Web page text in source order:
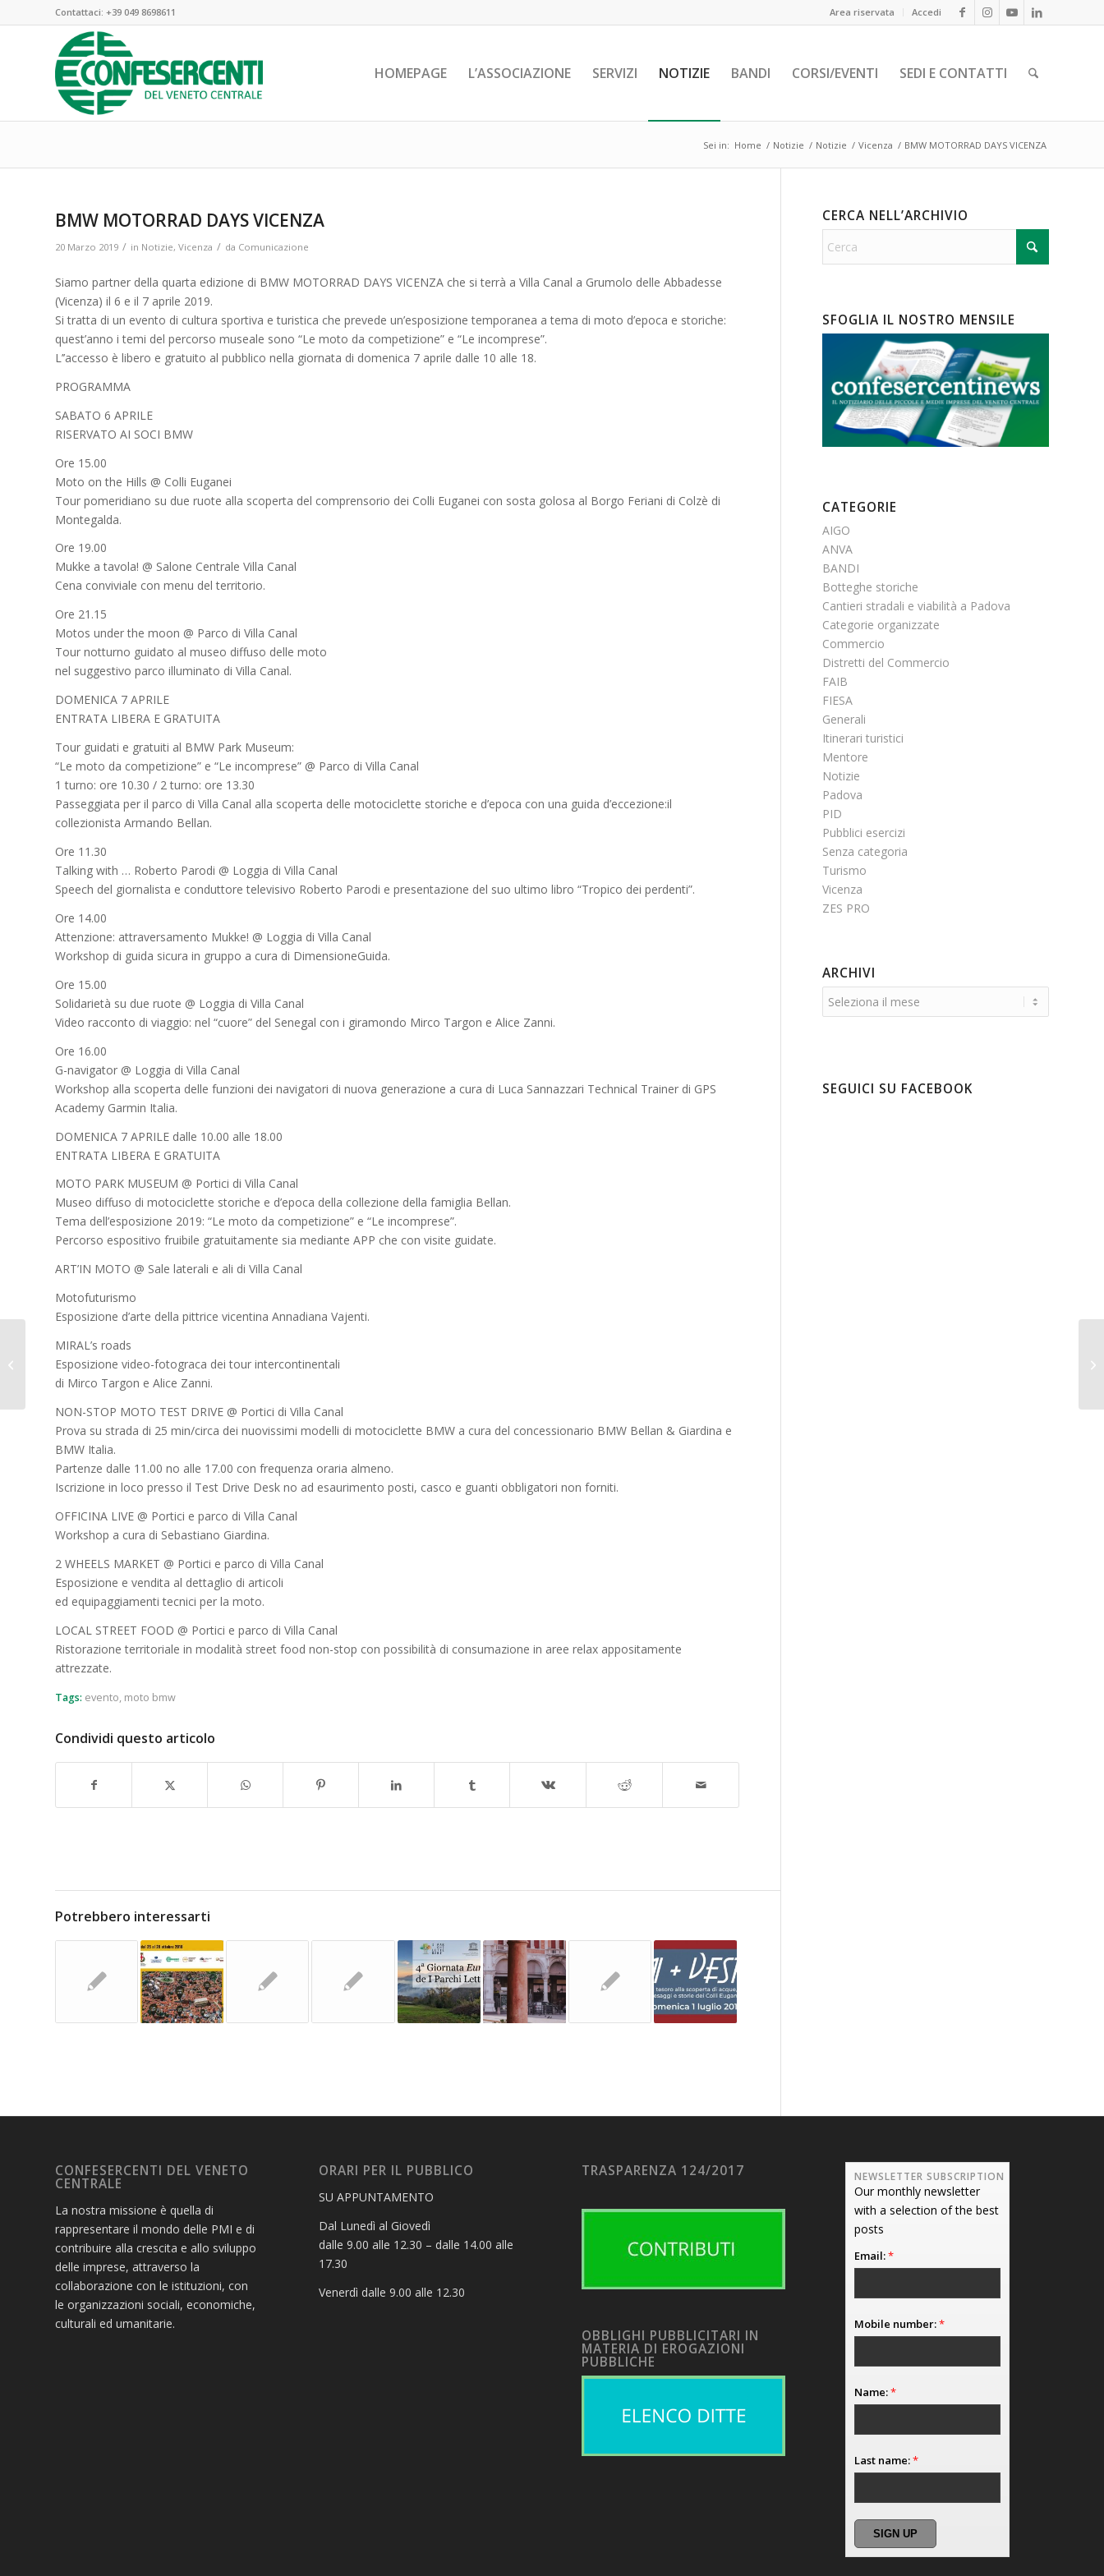
Area riservata Accedi
Contattaci: +39 049 8698611
HOMEPAGE L’ASSOCIAZIONE SERVIZI NOTIZIE BANDI CORSI/EVENTI SEDI E CONTATTI
Sei in: Home / Notizie / Notizie / Vicenza / BMW MOTORRAD DAYS VICENZA
BMW MOTORRAD DAYS VICENZA
20 Marzo 2019 / in Notizie, Vicenza / da Comunicazione
Siamo partner della quarta edizione di BMW MOTORRAD DAYS VICENZA che si terrà a Villa Canal a Grumolo delle Abbadesse
(Vicenza) il 6 e il 7 aprile 2019.
Si tratta di un evento di cultura sportiva e turistica che prevede un’esposizione temporanea a tema di moto d’epoca e storiche:
quest’anno i temi del percorso museale sono “Le moto da competizione” e “Le incomprese”.
L’’accesso è libero e gratuito al pubblico nella giornata di domenica 7 aprile dalle 10 alle 18.
PROGRAMMA
SABATO 6 APRILE
RISERVATO AI SOCI BMW
Ore 15.00
Moto on the Hills @ Colli Euganei
Tour pomeridiano su due ruote alla scoperta del comprensorio dei Colli Euganei con sosta golosa al Borgo Feriani di Colzè di
Montegalda.
Ore 19.00
Mukke a tavola! @ Salone Centrale Villa Canal
Cena conviviale con menu del territorio.
Ore 21.15
Motos under the moon @ Parco di Villa Canal
Tour notturno guidato al museo diffuso delle moto
nel suggestivo parco illuminato di Villa Canal.
DOMENICA 7 APRILE
ENTRATA LIBERA E GRATUITA
Tour guidati e gratuiti al BMW Park Museum:
“Le moto da competizione” e “Le incomprese” @ Parco di Villa Canal
1 turno: ore 10.30 / 2 turno: ore 13.30
Passeggiata per il parco di Villa Canal alla scoperta delle motociclette storiche e d’epoca con una guida d’eccezione:il
collezionista Armando Bellan.
Ore 11.30
Talking with … Roberto Parodi @ Loggia di Villa Canal
Speech del giornalista e conduttore televisivo Roberto Parodi e presentazione del suo ultimo libro “Tropico dei perdenti”.
Ore 14.00
Attenzione: attraversamento Mukke! @ Loggia di Villa Canal
Workshop di guida sicura in gruppo a cura di DimensioneGuida.
Ore 15.00
Solidarietà su due ruote @ Loggia di Villa Canal
Video racconto di viaggio: nel “cuore” del Senegal con i giramondo Mirco Targon e Alice Zanni.
Ore 16.00
G-navigator @ Loggia di Villa Canal
Workshop alla scoperta delle funzioni dei navigatori di nuova generazione a cura di Luca Sannazzari Technical Trainer di GPS
Academy Garmin Italia.
DOMENICA 7 APRILE dalle 10.00 alle 18.00
ENTRATA LIBERA E GRATUITA
MOTO PARK MUSEUM @ Portici di Villa Canal
Museo diffuso di motociclette storiche e d’epoca della collezione della famiglia Bellan.
Tema dell’esposizione 2019: “Le moto da competizione” e “Le incomprese”.
Percorso espositivo fruibile gratuitamente sia mediante APP che con visite guidate.
ART’IN MOTO @ Sale laterali e ali di Villa Canal
Motofuturismo
Esposizione d’arte della pittrice vicentina Annadiana Vajenti.
MIRAL’s roads
Esposizione video-fotogra­ca dei tour intercontinentali
di Mirco Targon e Alice Zanni.
NON-STOP MOTO TEST DRIVE @ Portici di Villa Canal
Prova su strada di 25 min/circa dei nuovissimi modelli di motociclette BMW a cura del concessionario BMW Bellan & Giardina e
BMW Italia.
Partenze dalle 11.00 ­no alle 17.00 con frequenza oraria almeno.
Iscrizione in loco presso il Test Drive Desk ­no ad esaurimento posti, casco e guanti obbligatori non forniti.
OFFICINA LIVE @ Portici e parco di Villa Canal
Workshop a cura di Sebastiano Giardina.
2 WHEELS MARKET @ Portici e parco di Villa Canal
Esposizione e vendita al dettaglio di articoli
ed equipaggiamenti tecnici per la moto.
LOCAL STREET FOOD @ Portici e parco di Villa Canal
Ristorazione territoriale in modalità street food non-stop con possibilità di consumazione in aree relax appositamente
attrezzate.
Tags: evento, moto bmw
Condividi questo articolo
Potrebbero interessarti
CERCA NELL’ARCHIVIO
SFOGLIA IL NOSTRO MENSILE
CATEGORIE
AIGO
ANVA
BANDI
Botteghe storiche
Cantieri stradali e viabilità a Padova
Categorie organizzate
Commercio
Distretti del Commercio
FAIB
FIESA
Generali
Itinerari turistici
Mentore
Notizie
Padova
PID
Pubblici esercizi
Senza categoria
Turismo
Vicenza
ZES PRO
ARCHIVI
SEGUICI SU FACEBOOK
CONFESERCENTI DEL VENETO
CENTRALE
La nostra missione è quella di
rappresentare il mondo delle PMI e di
contribuire alla crescita e allo sviluppo
delle imprese, attraverso la
collaborazione con le istituzioni, con
le organizzazioni sociali, economiche,
culturali ed umanitarie.
ORARI PER IL PUBBLICO
SU APPUNTAMENTO
Dal Lunedì al Giovedì
dalle 9.00 alle 12.30 – dalle 14.00 alle
17.30
Venerdì dalle 9.00 alle 12.30
TRASPARENZA 124/2017
OBBLIGHI PUBBLICITARI IN
MATERIA DI EROGAZIONI
PUBBLICHE
NEWSLETTER SUBSCRIPTION
Our monthly newsletter
with a selection of the best
posts
Email:*
Mobile number:*
Name:*
Last name:*
Ottobre